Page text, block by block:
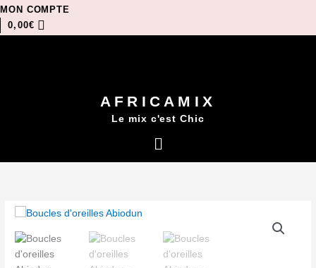
Aller
au
contenu
MON COMPTE
0,00€
AFRICAMIX
Le mix c'est Chic
Menu
quantité
Boucles
d'oreilles